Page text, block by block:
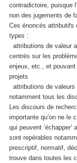
contradictoire, puisque
non des jugements de
Ces énoncés attributifs
types :
attributions de valeur
centrés sur les
enjeux, etc., et pouvant
projets
attributions de valeurs
notamment tous les
Les discours de
importante qu’on ne le
qui peuvent
sont repérables
prescriptif, normatif,
trouve dans toutes les